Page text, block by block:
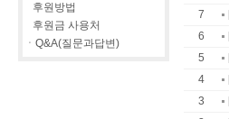
후원방법
후원금 사용처
ㆍQ&A(질문과답변)
7
6
5
4
3